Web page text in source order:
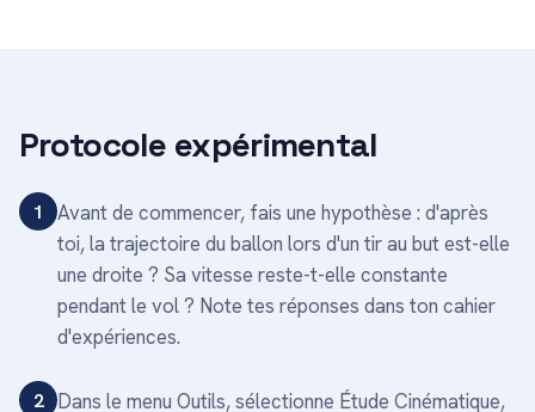
Protocole expérimental
1
Avant de commencer, fais une hypothèse : d'après
toi, la trajectoire du ballon lors d'un tir au but est-elle
une droite ? Sa vitesse reste-t-elle constante
pendant le vol ? Note tes réponses dans ton cahier
d'expériences.
2 Dans le menu Outils, sélectionne Étude Cinématique,